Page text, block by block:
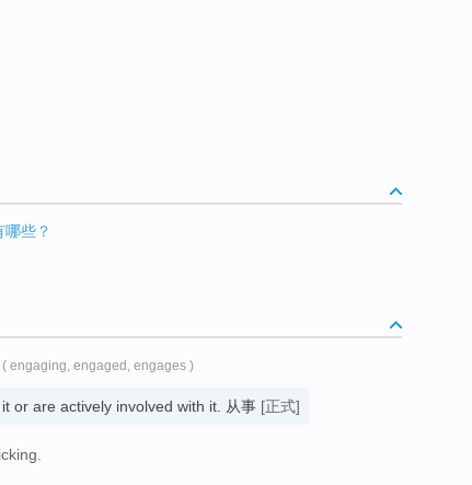
些？
( engaging, engaged, engages )
or are actively involved with it. 从事 [正式]